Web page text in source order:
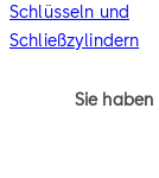
Schlüsseln und
Schließzylindern
Sie